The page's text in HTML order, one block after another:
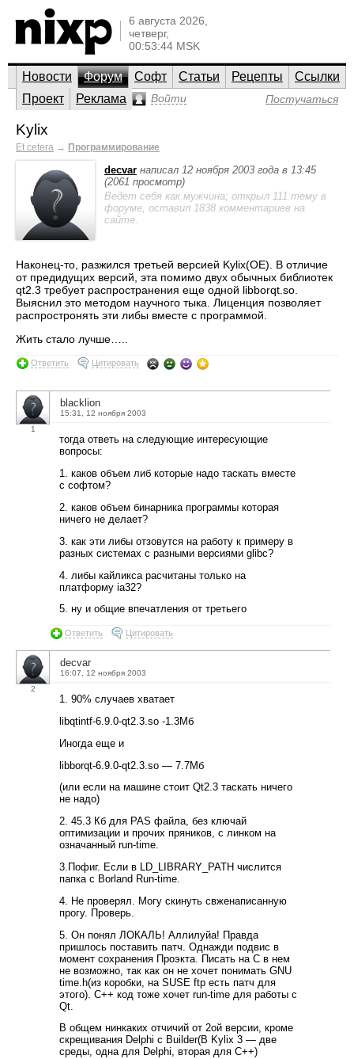
6 августа 2026,
четверг,
00:53:44 MSK
Новости Форум Софт Статьи Рецепты
Ссылки
Проект
Реклама Войти Постучаться
Kylix
Et cetera → Программирование
decvar написал 12 ноября 2003 года в 13:45
(2061 просмотр)
Ведет себя как мужчина; открыл 111 тему в
форуме, оставил 1838 комментариев на
сайте.
Наконец-то, разжился третьей версией Kylix(OE). В отличие
от предидущих версий, эта помимо двух обычных библиотек
qt2.3 требует распространения еще одной libborqt.so.
Выяснил это методом научного тыка. Лиценция позволяет
распростронять эти либы вместе с программой.
Жить стало лучше…..
Ответить Цитировать
1
blacklion
15:31, 12 ноября 2003
тогда ответь на следующие интересующие
вопросы:
1. каков объем либ которые надо таскать вместе
с софтом?
2. каков объем бинарника программы которая
ничего не делает?
3. как эти либы отзовутся на работу к примеру в
разных системах с разными версиями glibc?
4. либы кайликса расчитаны только на
платформу ia32?
5. ну и общие впечатления от третьего
Ответить Цитировать
2
decvar
16:07, 12 ноября 2003
1. 90% случаев хватает
libqtintf-6.9.0-qt2.3.so -1.3Мб
Иногда еще и
libborqt-6.9.0-qt2.3.so — 7.7Мб
(или если на машине стоит Qt2.3 таскать ничего
не надо)
2. 45.3 Кб для PAS файла, без ключай
оптимизации и прочих пряников, с линком на
означанный run-time.
3.Пофиг. Если в LD_LIBRARY_PATH числится
папка с Borland Run-time.
4. Не проверял. Могу скинуть свженаписанную
прогу. Проверь.
5. Он понял ЛОКАЛЬ! Аллилуйа! Правда
пришлось поставить патч. Однажди подвис в
момент сохранения Проэкта. Писать на C в нем
не возможно, так как он не хочет понимать GNU
time.h(из коробки, на SUSE ftp есть патч для
этого). C++ код тоже хочет run-time для работы с
Qt.
В общем нинкаких отчичий от 2ой версии, кроме
скрещивания Delphi c Builder(В Kylix 3 — две
среды, одна для Delphi, вторая для С++)